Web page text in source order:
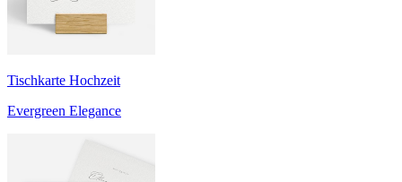
Tischkarte Hochzeit
Evergreen Elegance